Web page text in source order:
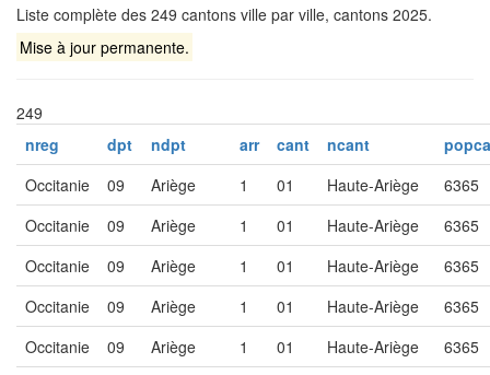
Liste complète des 249 cantons ville par ville, cantons 2025.
Mise à jour permanente.
249
nreg
dpt ndpt arr cant ncant
Occitanie
09 Ariège 1 01 Haute-Ariège
6365
Occitanie
09 Ariège 1 01 Haute-Ariège
6365
Occitanie
09 Ariège 1 01 Haute-Ariège
6365
Occitanie
09 Ariège 1 01 Haute-Ariège
6365
Occitanie
09 Ariège 1 01 Haute-Ariège
6365